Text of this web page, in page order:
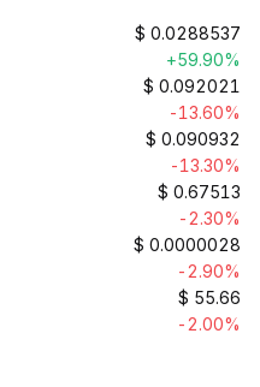
$ 0.0288537
+59.90%
$ 0.092021
-13.60%
$ 0.090932
-13.30%
$ 0.67513
-2.30%
$ 0.0000028
-2.90%
$ 55.66
-2.00%